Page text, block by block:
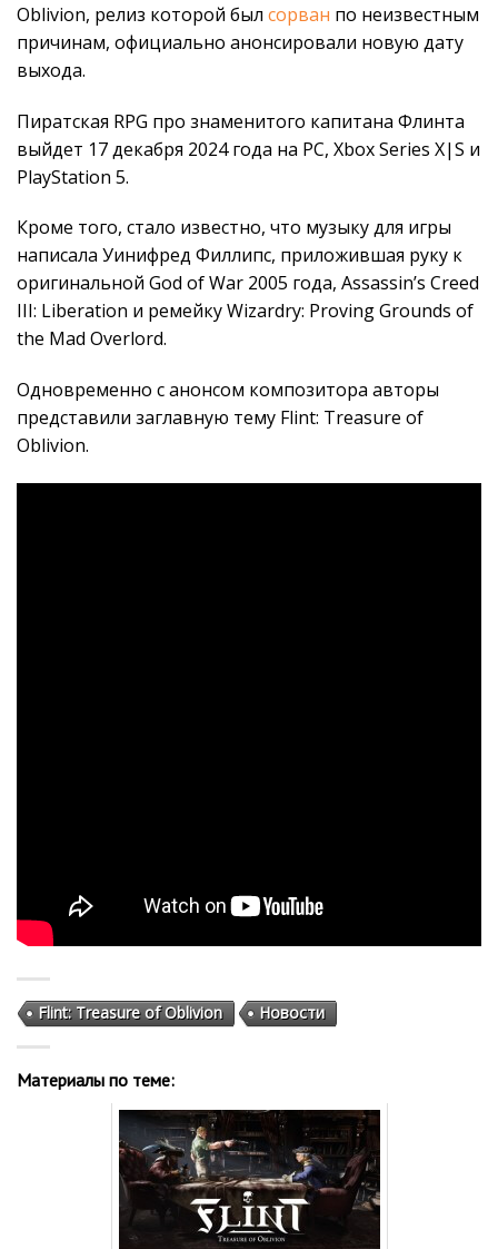
Oblivion, релиз которой был сорван по неизвестным
причинам, официально анонсировали новую дату
выхода.
Пиратская RPG про знаменитого капитана Флинта
выйдет 17 декабря 2024 года на PC, Xbox Series X|S и
PlayStation 5.
Кроме того, стало известно, что музыку для игры
написала Уинифред Филлипс, приложившая руку к
оригинальной God of War 2005 года, Assassin’s Creed
III: Liberation и ремейку Wizardry: Proving Grounds of
the Mad Overlord.
Одновременно с анонсом композитора авторы
представили заглавную тему Flint: Treasure of
Oblivion.
Flint: Treasure of Oblivion Новости
Материалы по теме: